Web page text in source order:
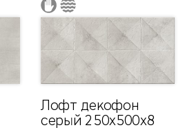
Лофт декофон
серый 250х500x8